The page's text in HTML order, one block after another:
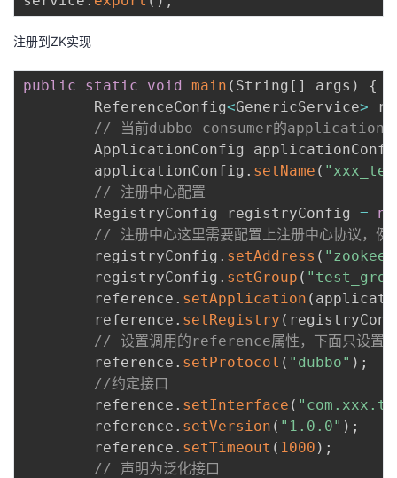
注册到ZK实现
public static void main ( String [ ] args )
{
        ReferenceConfig
<GenericService>
// 当前dubbo consumer的application配
ApplicationConfig
        applicationConfig
. setName (
// 注册中心配置
        RegistryConfig registryConfig
=
// 注册中心这里需要配置上注册中心协议，
        registryConfig
. setAddress (
        registryConfig
. setGroup (
        reference
. setApplication (
        reference
. setRegistry (
// 设置调用的reference属性，下面只设置了
        reference
. setProtocol ( "dubbo" ) ;
//约定接口
        reference
. setInterface (
        reference
. setVersion ( "1.0.0" ) ;
        reference
. setTimeout ( 1000 ) ;
// 声明为泛化接口